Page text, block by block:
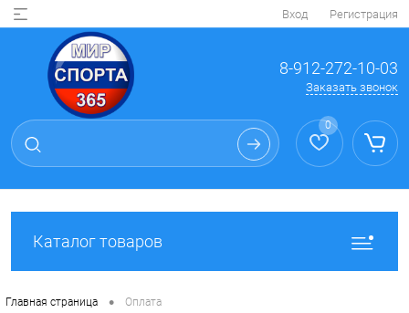
Вход Регистрация
8-912-272-10-03
Заказать звонок
0
Каталог товаров
Главная страница • Оплата